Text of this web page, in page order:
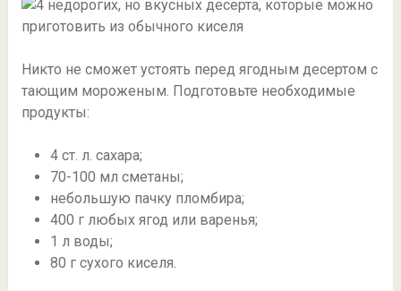
Никто не сможет устоять перед ягодным десертом с
тающим мороженым. Подготовьте необходимые
продукты:
4 ст. л. сахара;
70-100 мл сметаны;
небольшую пачку пломбира;
400 г любых ягод или варенья;
1 л воды;
80 г сухого киселя.